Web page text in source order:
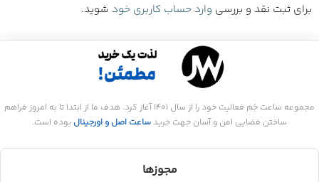
برای ثبت نقد و بررسی وارد حساب کاربری خود شوید.
مجموعه ساعت جَم فعالیت خود را از سال 1401 آغاز کرد. هدف ما از ابتدا تا به امروز فراهم
ساختن فضایی امن و آسان جهت خرید ساعت اصل و اورجینال بوده است.
مجوزها